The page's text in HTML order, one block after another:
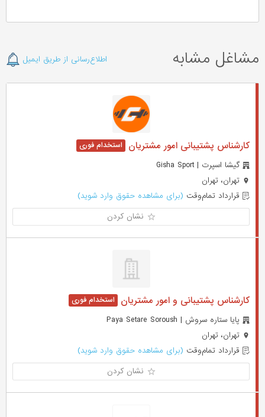
مشاغل مشابه اطلاع‌رسانی از طریق ایمیل
کارشناس پشتیبانی امور مشتریان
گیشا اسپرت | Gisha Sport
تهران، تهران
قرارداد تمام‌وقت (برای مشاهده حقوق وارد شوید)
نشان کردن
کارشناس پشتیبانی و امور مشتریان
پایا ستاره سروش | Paya Setare Soroush
تهران، تهران
قرارداد تمام‌وقت (برای مشاهده حقوق وارد شوید)
نشان کردن